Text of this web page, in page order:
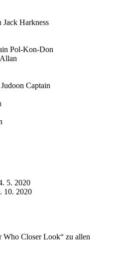
Jack Harkness
Pol-Kon-Don
Captain
5. 2020
10. 2020
Closer Look“ zu allen